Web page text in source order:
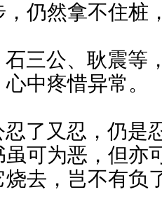
，仍然拿不住桩
三公、耿震等
中疼惜异常。
了又忍，仍是
虽可为恶，但亦
烧去，岂不有负